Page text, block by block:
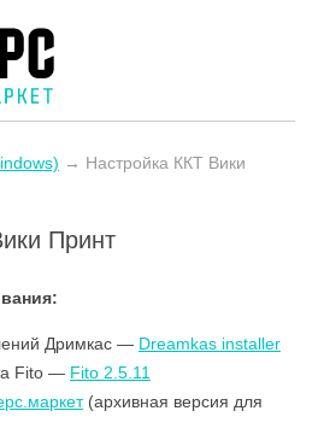
→ Настройка ККТ Вики
Принт
Дримкас — Dreamkas installer
Fito — Fito 2.5.11
(архивная версия для